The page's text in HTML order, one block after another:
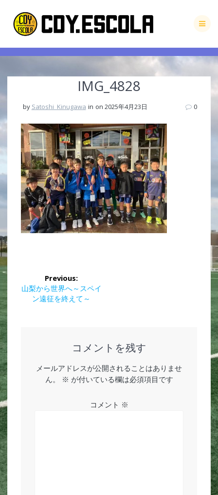
to
content
IMG_4828
by Satoshi_Kinugawa in on 2025年4月23日 0
投
稿
ナ
ゲ
ー
シ
ョ
ン
Previous:
Previous
post:
山梨から世界へ～スペイ
ン遠征を終えて～
コメントを残す
メールアドレスが公開されることはありませ
ん。
※ が付いている欄は必須項目です
コメント ※